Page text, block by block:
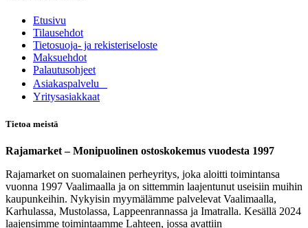
Etusivu
Tilausehdot
Tietosuoja- ja rekisteriseloste
Maksuehdot
Palautusohjeet
Asia​k​aspalvelu
​Yritysasiakkaat
Tietoa meistä
Rajamarket – Monipuolinen ostoskokemus vuodesta 1997
Rajamarket on suomalainen perheyritys, joka aloitti toimintansa
vuonna 1997 Vaalimaalla ja on sittemmin laajentunut useisiin muihin
kaupunkeihin. Nykyisin myymälämme palvelevat Vaalimaalla,
Karhulassa, Mustolassa, Lappeenrannassa ja Imatralla. Kesällä 2024
laajensimme toimintaamme Lahteen, jossa avattiin